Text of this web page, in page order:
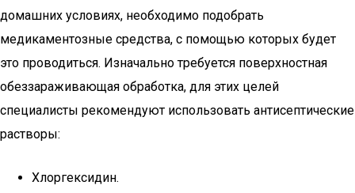
домашних условиях, необходимо подобрать
медикаментозные средства, с помощью которых будет
это проводиться. Изначально требуется поверхностная
обеззараживающая обработка, для этих целей
специалисты рекомендуют использовать антисептические
растворы:
Хлоргексидин.